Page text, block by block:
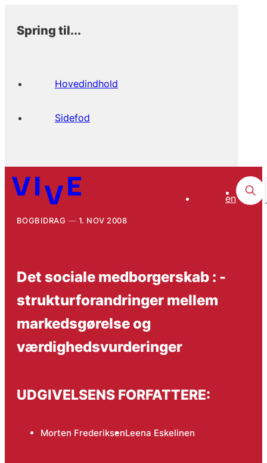
Spring til...
Hovedindhold
Sidefod
en
BOGBIDRAG 1. NOV 2008
Det sociale medborgerskab : -
struktur­forandringer mellem
markedsgørelse og
værdighedsvurderinger
UDGIVELSENS FORFATTERE:
Morten FrederiksenLeena Eskelinen